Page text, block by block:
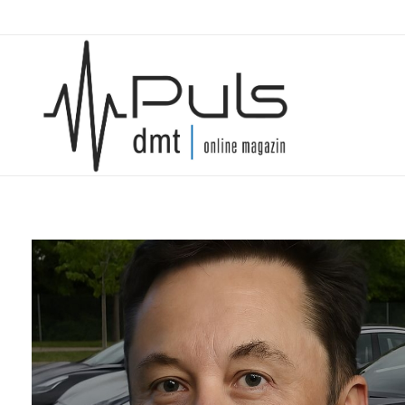
Puls Magazin
Zukunft der Mobilität